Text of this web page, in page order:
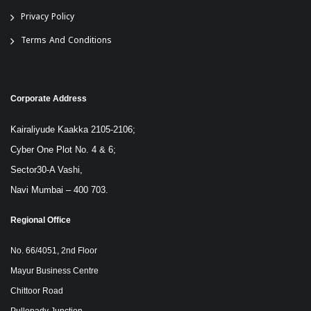
Privacy Policy
Terms And Conditions
Corporate Address
Kairaliyude Kaakka 2105-2106;
Cyber One Plot No. 4 & 6;
Sector30-A Vashi,
Navi Mumbai – 400 703.
Regional Office
No. 66/4051, 2nd Floor
Mayur Business Centre
Chittoor Road